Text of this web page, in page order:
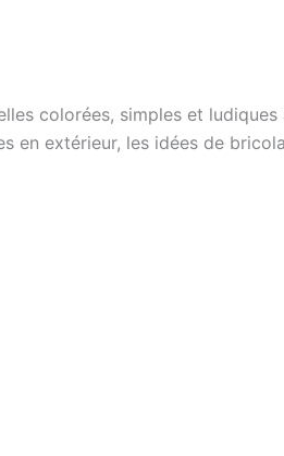
colorées, simples et
en extérieur, les idées de